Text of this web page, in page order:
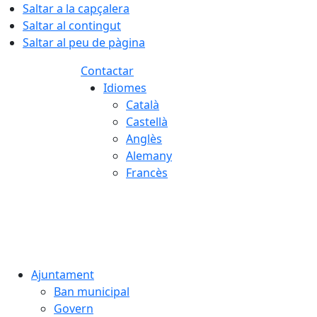
Saltar a la capçalera
Saltar al contingut
Saltar al peu de pàgina
Contactar
Idiomes
Català
Castellà
Anglès
Alemany
Francès
Ajuntament
Ban municipal
Govern